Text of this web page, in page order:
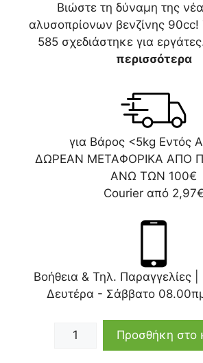
Βιώστε τη δύναμη της
αλυσοπρίονων βενζίνης
585 σχεδιάστηκε για
περισσότερα
για Βάρος <5kg Εντός
ΔΩΡΕΑΝ ΜΕΤΑΦΟΡΙΚΑ ΑΠΟ
ΑΝΩ ΤΩΝ 100€
Courier από 2,97€
Βοήθεια & Τηλ. Παραγγελίες |
Δευτέρα - Σάββατο
Προσθήκη στο